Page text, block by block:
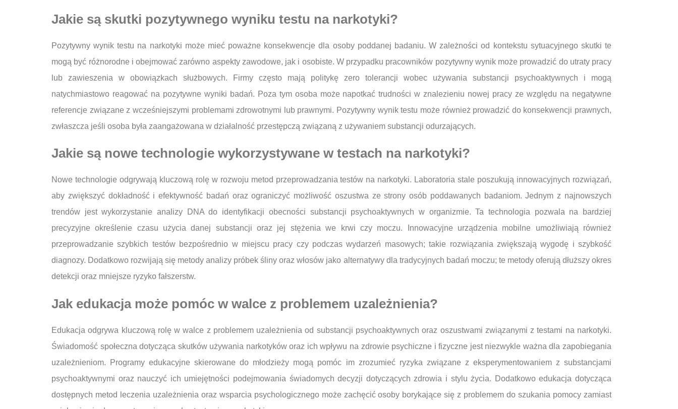
Jakie są skutki pozytywnego wyniku testu na narkotyki?
Pozytywny wynik testu na narkotyki może mieć poważne konsekwencje dla osoby poddanej badaniu. W zależności od kontekstu sytuacyjnego skutki te
mogą być różnorodne i obejmować zarówno aspekty zawodowe, jak i osobiste. W przypadku pracowników pozytywny wynik może prowadzić do utraty pracy
lub zawieszenia w obowiązkach służbowych. Firmy często mają politykę zero tolerancji wobec używania substancji psychoaktywnych i mogą
natychmiastowo reagować na pozytywne wyniki badań. Poza tym osoba może napotkać trudności w znalezieniu nowej pracy ze względu na negatywne
referencje związane z wcześniejszymi problemami zdrowotnymi lub prawnymi. Pozytywny wynik testu może również prowadzić do konsekwencji prawnych,
zwłaszcza jeśli osoba była zaangażowana w działalność przestępczą związaną z używaniem substancji odurzających.
Jakie są nowe technologie wykorzystywane w testach na narkotyki?
Nowe technologie odgrywają kluczową rolę w rozwoju metod przeprowadzania testów na narkotyki. Laboratoria stale poszukują innowacyjnych rozwiązań,
aby zwiększyć dokładność i efektywność badań oraz ograniczyć możliwość oszustwa ze strony osób poddawanych badaniom. Jednym z najnowszych
trendów jest wykorzystanie analizy DNA do identyfikacji obecności substancji psychoaktywnych w organizmie. Ta technologia pozwala na bardziej
precyzyjne określenie czasu użycia danej substancji oraz jej stężenia we krwi czy moczu. Innowacyjne urządzenia mobilne umożliwiają również
przeprowadzanie szybkich testów bezpośrednio w miejscu pracy czy podczas wydarzeń masowych; takie rozwiązania zwiększają wygodę i szybkość
diagnozy. Dodatkowo rozwijają się metody analizy próbek śliny oraz włosów jako alternatywy dla tradycyjnych badań moczu; te metody oferują dłuższy okres
detekcji oraz mniejsze ryzyko fałszerstw.
Jak edukacja może pomóc w walce z problemem uzależnienia?
Edukacja odgrywa kluczową rolę w walce z problemem uzależnienia od substancji psychoaktywnych oraz oszustwami związanymi z testami na narkotyki.
Świadomość społeczna dotycząca skutków używania narkotyków oraz ich wpływu na zdrowie psychiczne i fizyczne jest niezwykle ważna dla zapobiegania
uzależnieniom. Programy edukacyjne skierowane do młodzieży mogą pomóc im zrozumieć ryzyka związane z eksperymentowaniem z substancjami
psychoaktywnymi oraz nauczyć ich umiejętności podejmowania świadomych decyzji dotyczących zdrowia i stylu życia. Dodatkowo edukacja dotycząca
dostępnych metod leczenia uzależnienia oraz wsparcia psychologicznego może zachęcić osoby borykające się z problemem do szukania pomocy zamiast